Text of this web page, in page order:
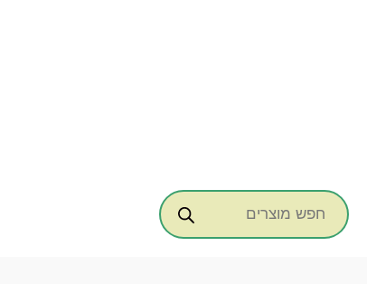
Products
search